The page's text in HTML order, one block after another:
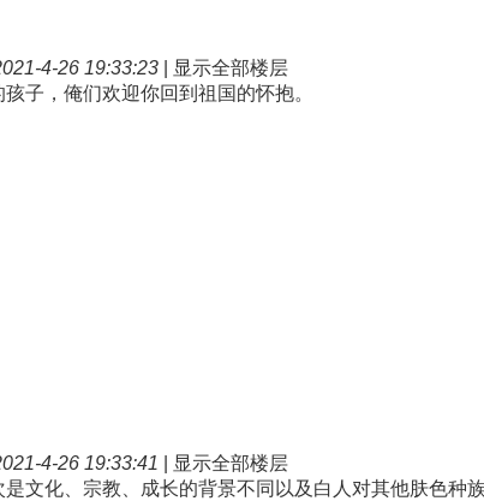
4-26 19:33:23
显示全部楼层
子，俺们欢迎你回到祖国的怀抱。
4-26 19:33:41
显示全部楼层
文化、宗教、成长的背景不同以及白人对其他肤色种